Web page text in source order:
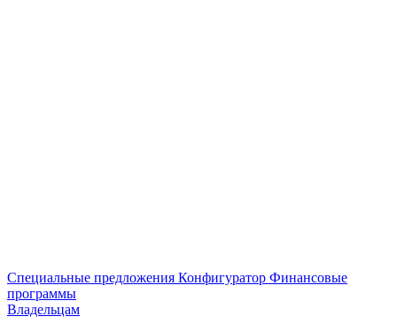
Специальные предложения Конфигуратор Финансовые
программы
Владельцам